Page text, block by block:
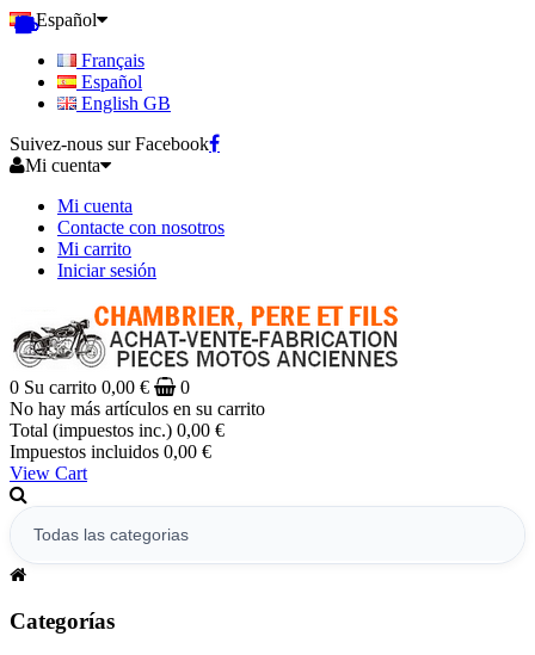
Español
Français
Español
English GB
Suivez-nous sur Facebook
Mi cuenta
Mi cuenta
Contacte con nosotros
Mi carrito
Iniciar sesión
0 Su carrito 0,00 €
0
No hay más artículos en su carrito
Total (impuestos inc.) 0,00 €
Impuestos incluidos 0,00 €
View Cart
Categorías